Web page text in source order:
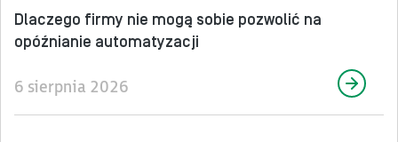
Dlaczego firmy nie mogą sobie pozwolić na
opóźnianie automatyzacji
6 sierpnia 2026